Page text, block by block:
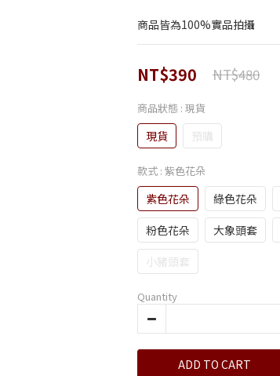
商品皆為100%實品拍攝
NT$390 NT$480
商品狀態 : 現貨
現貨 預購
款式 : 紫色花朵
紫色花朵 綠色花朵
粉色花朵
大象頭套
小豬頭套
Quantity
ADD TO CART